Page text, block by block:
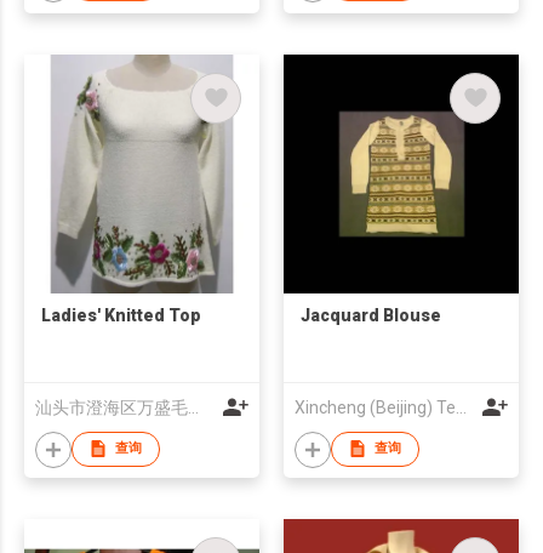
Ladies' Knitted Top
汕头市澄海区万盛毛织厂有限公司
查询
Jacquard Blouse
查询